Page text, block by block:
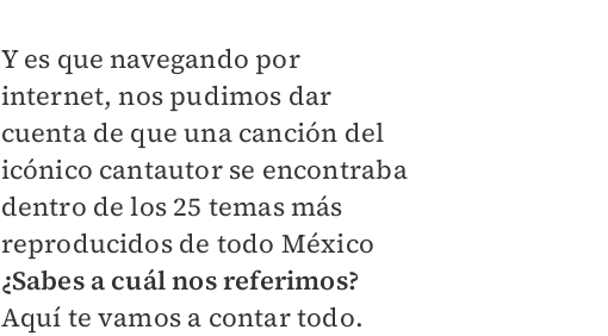
Y es que navegando por
internet, nos pudimos dar
cuenta de que una canción del
icónico cantautor se encontraba
dentro de los 25 temas más
reproducidos de todo México
¿Sabes a cuál nos referimos?
Aquí te vamos a contar todo.